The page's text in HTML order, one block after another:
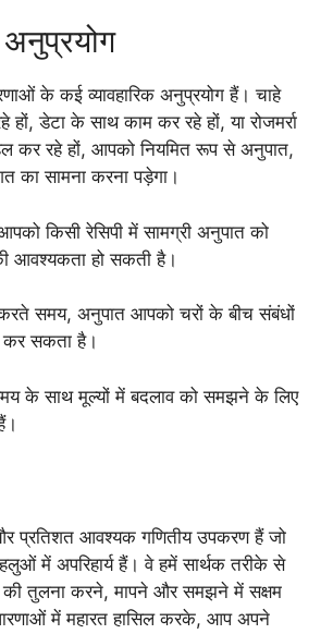
अनुप्रयोग
के कई व्यावहारिक अनुप्रयोग हैं। चाहे
हों, डेटा के साथ काम कर रहे हों, या रोजमर्रा
कर रहे हों, आपको नियमित रूप से अनुपात,
का सामना करना पड़ेगा।
किसी रेसिपी में सामग्री अनुपात को
आवश्यकता हो सकती है।
करते समय, अनुपात आपको चरों के बीच संबंधों
सकता है।
के साथ मूल्यों में बदलाव को समझने के लिए
प्रतिशत आवश्यक गणितीय उपकरण हैं जो
में अपरिहार्य हैं। वे हमें सार्थक तरीके से
की तुलना करने, मापने और समझने में सक्षम
में महारत हासिल करके, आप अपने